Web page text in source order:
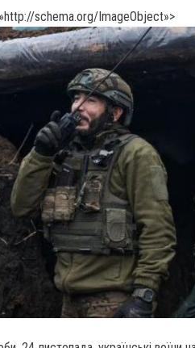
schema.org/ImageObject»>